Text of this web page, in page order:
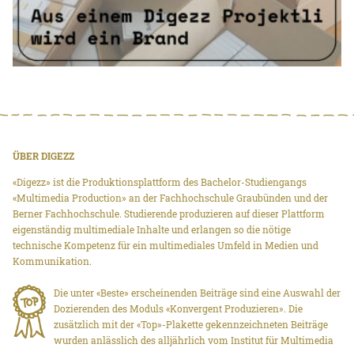
ÜBER DIGEZZ
«Digezz» ist die Produktionsplattform des Bachelor-Studiengangs
«Multimedia Production» an der Fachhochschule Graubünden und der
Berner Fachhochschule. Studierende produzieren auf dieser Plattform
eigenständig multimediale Inhalte und erlangen so die nötige
technische Kompetenz für ein multimediales Umfeld in Medien und
Kommunikation.
Die unter «Beste» erscheinenden Beiträge sind eine Auswahl der
Dozierenden des Moduls «Konvergent Produzieren». Die
zusätzlich mit der «Top»-Plakette gekennzeichneten Beiträge
wurden anlässlich des alljährlich vom Institut für Multimedia